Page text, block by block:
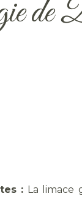
de
: La limace